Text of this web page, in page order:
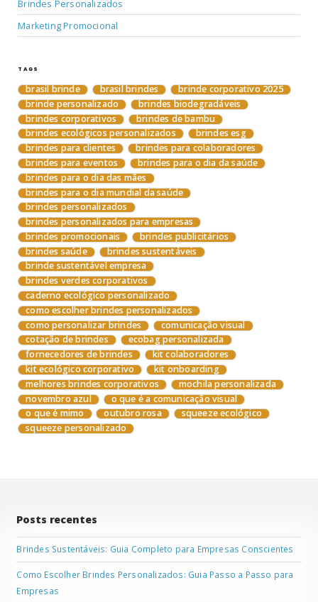
Brindes Personalizados
Marketing Promocional
TAGS
brasil brinde brasil brindes
brinde corporativo 2025
brinde personalizado
brindes biodegradáveis
brindes corporativos
brindes de bambu
brindes ecológicos personalizados
brindes esg
brindes para clientes
brindes para colaboradores
brindes para eventos
brindes para o dia da saúde
brindes para o dia das mães
brindes para o dia mundial da saúde
brindes personalizados
brindes personalizados para empresas
brindes promocionais
brindes publicitários
brindes saúde
brindes sustentáveis
brinde sustentável empresa
brindes verdes corporativos
caderno ecológico personalizado
como escolher brindes personalizados
como personalizar brindes
comunicação visual
cotação de brindes
ecobag personalizada
fornecedores de brindes
kit colaboradores
kit ecológico corporativo
kit onboarding
melhores brindes corporativos
mochila personalizada
novembro azul
o que é a comunicação visual
o que é mimo
outubro rosa
squeeze ecológico
squeeze personalizado
Posts recentes
Brindes Sustentáveis: Guia Completo para Empresas Conscientes
Como Escolher Brindes Personalizados: Guia Passo a Passo para
Empresas